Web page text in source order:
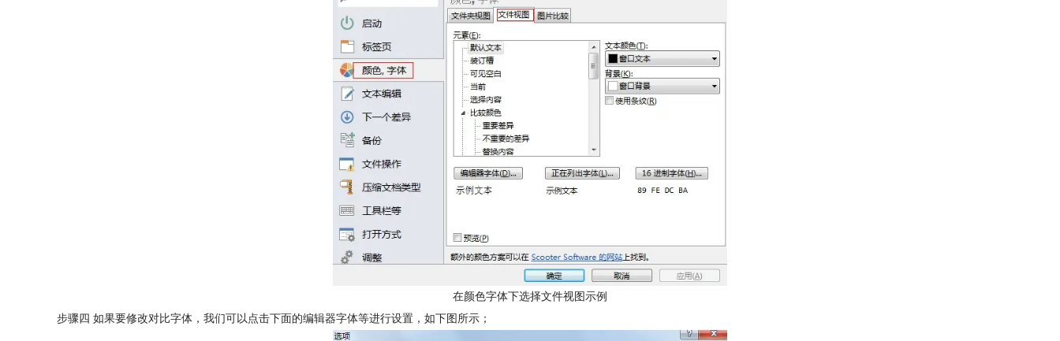
在颜色字体下选择文件视图示例
步骤四 如果要修改对比字体，我们可以点击下面的编辑器字体等进行设置，如下图所示；